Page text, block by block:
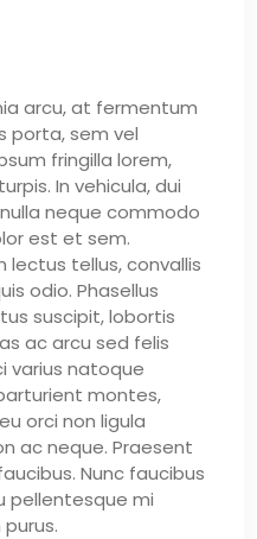
arcu, at fermentum
porta, sem vel
fringilla lorem,
In vehicula, dui
neque commodo
est et sem.
lectus tellus, convallis
odio. Phasellus
suscipit, lobortis
ac arcu sed felis
varius natoque
montes,
orci non ligula
ac neque. Praesent
Nunc faucibus
pellentesque mi